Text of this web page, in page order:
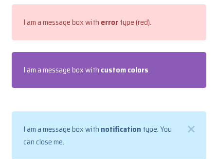
I am a message box with errortype (red).
I am a message box with custom colors.
I am a message box with notification type. You
can close me.